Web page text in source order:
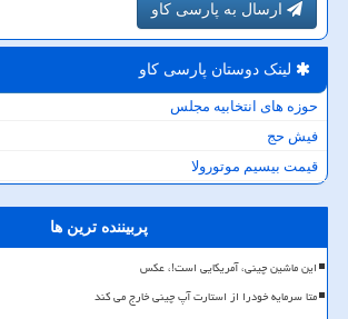
ارسال به پارسی کاو
لینک دوستان پارسی كاو
حوزه های انتخابیه مجلس
فیش حج
قیمت بیسیم موتورولا
پربیننده ترین ها
این ماشین چینی، آمریکایی است!، عکس
متا سرمایه خودرا از استارت آپ چینی خارج می کند